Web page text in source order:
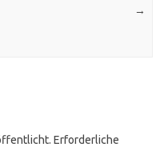
→
Erforderliche